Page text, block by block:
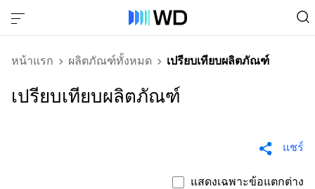
หน้าแรก ผลิตภัณฑ์ทั้งหมด เปรียบเทียบผลิตภัณฑ์
เปรียบเทียบผลิตภัณฑ์
แชร์
แสดงเฉพาะข้อแตกต่าง